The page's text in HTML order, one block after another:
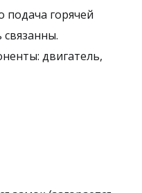
подача горячей
двигатель,